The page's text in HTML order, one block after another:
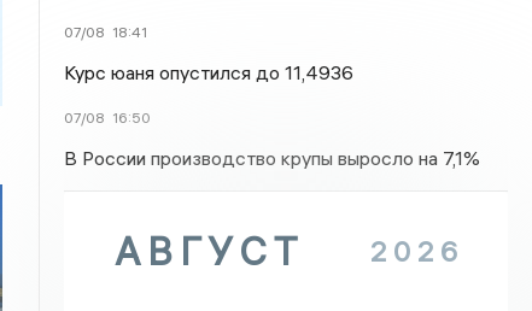
07/08 18:41
Курс юаня опустился до 11,4936
07/08 16:50
В России производство крупы выросло на 7,1%
АВГУСТ 2026